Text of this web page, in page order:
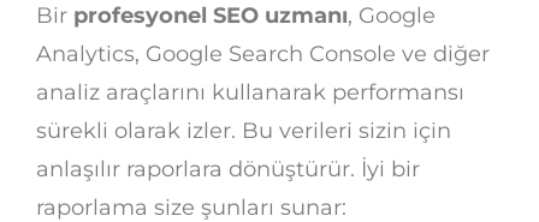
Bir profesyonel SEO uzmanı, Google
Analytics, Google Search Console ve diğer
analiz araçlarını kullanarak performansı
sürekli olarak izler. Bu verileri sizin için
anlaşılır raporlara dönüştürür. İyi bir
raporlama size şunları sunar: